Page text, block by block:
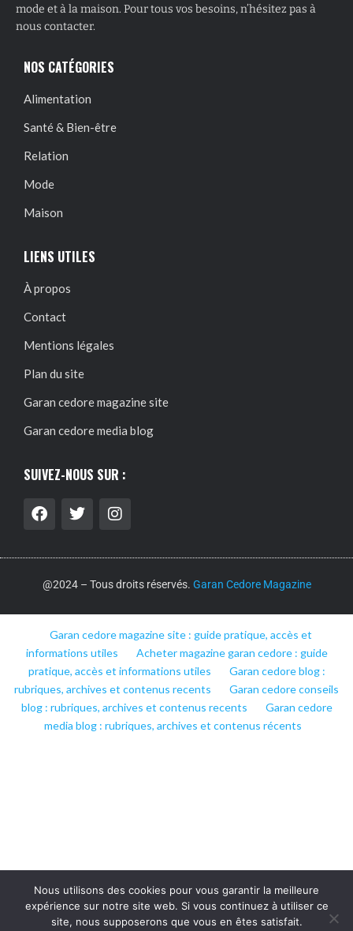
mode et à la maison. Pour tous vos besoins, n’hésitez pas à
nous contacter.
NOS CATÉGORIES
Alimentation
Santé & Bien-être
Relation
Mode
Maison
LIENS UTILES
À propos
Contact
Mentions légales
Plan du site
Garan cedore magazine site
Garan cedore media blog
SUIVEZ-NOUS SUR :
@2024 – Tous droits réservés. Garan Cedore Magazine
Garan cedore magazine site : guide pratique, accès et
informations utiles
Acheter magazine garan cedore : guide
pratique, accès et informations utiles
Garan cedore blog :
rubriques, archives et contenus recents
Garan cedore conseils
blog : rubriques, archives et contenus recents
Garan cedore
media blog : rubriques, archives et contenus récents
Nous utilisons des cookies pour vous garantir la meilleure
expérience sur notre site web. Si vous continuez à utiliser ce
site, nous supposerons que vous en êtes satisfait.